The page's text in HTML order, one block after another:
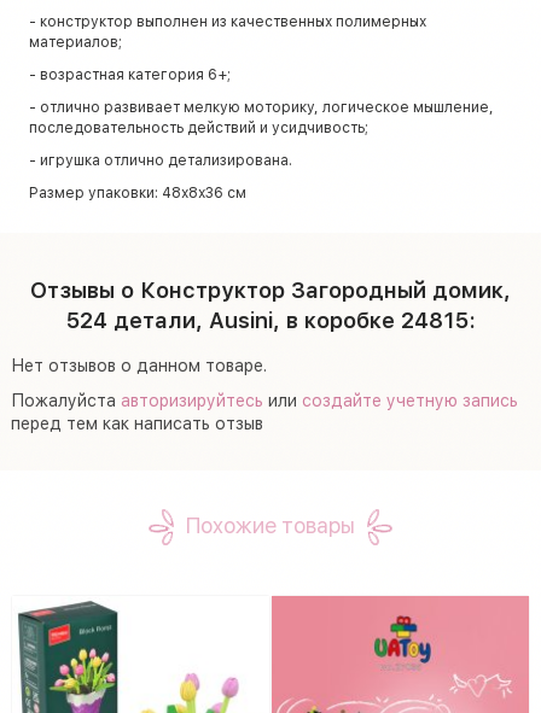
- конструктор выполнен из качественных полимерных
материалов;
- возрастная категория 6+;
- отлично развивает мелкую моторику, логическое мышление,
последовательность действий и усидчивость;
- игрушка отлично детализирована.
Размер упаковки: 48х8х36 см
Отзывы о Конструктор Загородный домик,
524 детали, Ausini, в коробке 24815:
Нет отзывов о данном товаре.
Пожалуйста авторизируйтесь или создайте учетную запись
перед тем как написать отзыв
Похожие товары